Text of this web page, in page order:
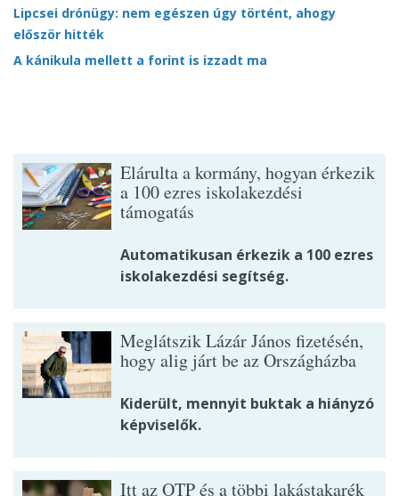
Lipcsei drónügy: nem egészen úgy történt, ahogy
először hitték
A kánikula mellett a forint is izzadt ma
Elárulta a kormány, hogyan érkezik
a 100 ezres iskolakezdési
támogatás
Automatikusan érkezik a 100 ezres
iskolakezdési segítség.
Meglátszik Lázár János fizetésén,
hogy alig járt be az Országházba
Kiderült, mennyit buktak a hiányzó
képviselők.
Itt az OTP és a többi lakástakarék